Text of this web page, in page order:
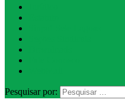
Pesquisar por: